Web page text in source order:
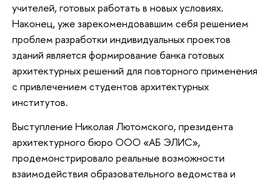
учителей, готовых работать в новых условиях.
Наконец, уже зарекомендовавшим себя решением
проблем разработки индивидуальных проектов
зданий является формирование банка готовых
архитектурных решений для повторного применения
с привлечением студентов архитектурных
институтов.
Выступление Николая Лютомского, президента
архитектурного бюро ООО «АБ ЭЛИС»,
продемонстрировало реальные возможности
взаимодействия образовательного ведомства и